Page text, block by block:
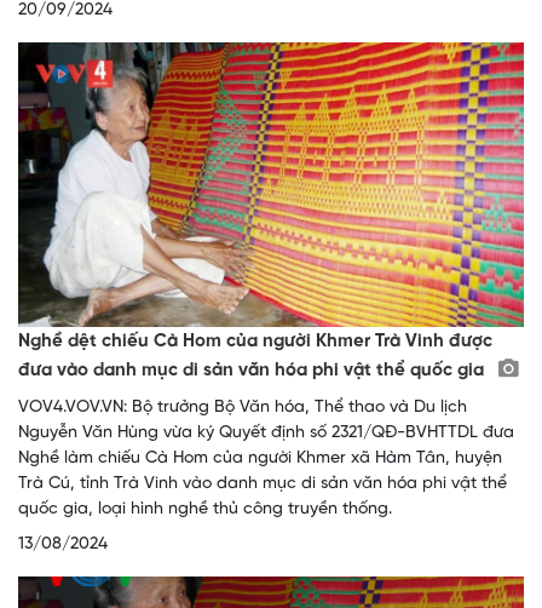
20/09/2024
Nghề dệt chiếu Cà Hom của người Khmer Trà Vinh được
đưa vào danh mục di sản văn hóa phi vật thể quốc gia
VOV4.VOV.VN: Bộ trưởng Bộ Văn hóa, Thể thao và Du lịch
Nguyễn Văn Hùng vừa ký Quyết định số 2321/QĐ-BVHTTDL đưa
Nghề làm chiếu Cà Hom của người Khmer xã Hàm Tân, huyện
Trà Cú, tỉnh Trà Vinh vào danh mục di sản văn hóa phi vật thể
quốc gia, loại hình nghề thủ công truyền thống.
13/08/2024